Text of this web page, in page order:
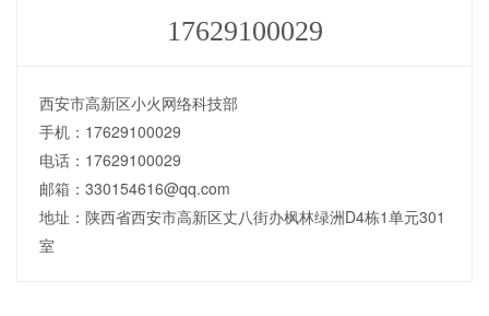
17629100029
西安市高新区小火网络科技部
手机：17629100029
电话：17629100029
邮箱：330154616@qq.com
地址：陕西省西安市高新区丈八街办枫林绿洲D4栋1单元301
室